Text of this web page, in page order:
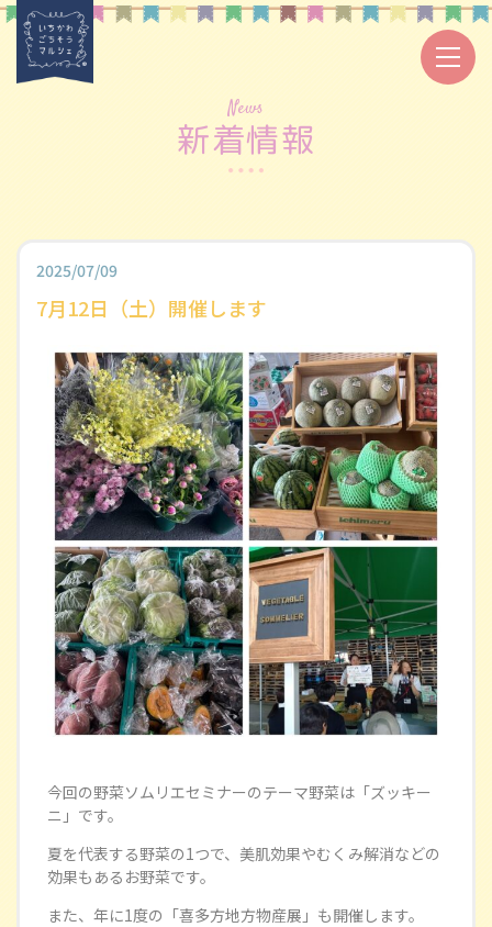
News
新着情報
2025/07/09
7月12日（土）開催します
今回の野菜ソムリエセミナーのテーマ野菜は「ズッキー
ニ」です。
夏を代表する野菜の1つで、美肌効果やむくみ解消などの
効果もあるお野菜です。
また、年に1度の「喜多方地方物産展」も開催します。